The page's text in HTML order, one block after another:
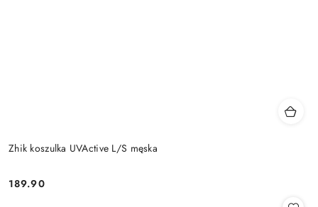
Zhik koszulka UVActive L/S męska
Cena:
189.90